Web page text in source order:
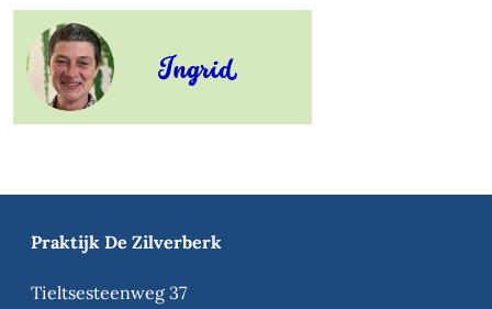
Ingrid
Praktijk De Zilverberk
Tieltsesteenweg 37